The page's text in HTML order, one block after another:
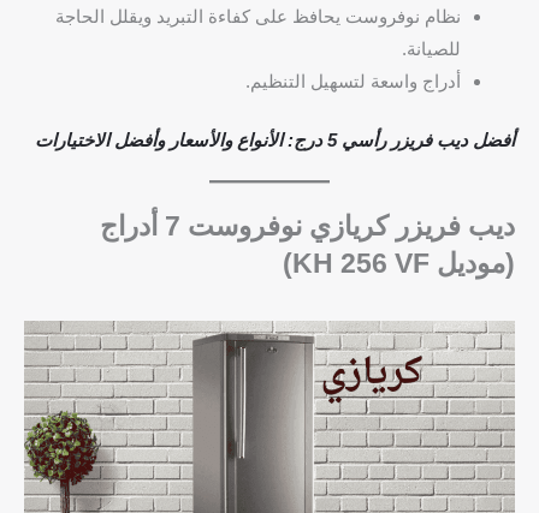
نظام نوفروست يحافظ على كفاءة التبريد ويقلل الحاجة
للصيانة.
أدراج واسعة لتسهيل التنظيم.
أفضل ديب فريزر رأسي 5 درج: الأنواع والأسعار وأفضل الاختيارات
ديب فريزر كريازي نوفروست 7 أدراج
(موديل KH 256 VF)